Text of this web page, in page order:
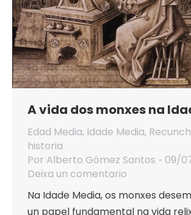
A vida dos monxes na
Edad Media, Idade Media,
historia
Por Alberto Gómez Santos
09/
Deixa un comentario
Na Idade Media, os monxes
un papel fundamental na vida